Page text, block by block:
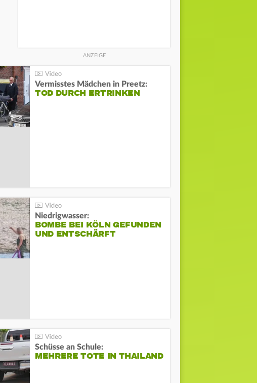
Vermisstes Mädchen in Preetz:
TOD DURCH ERTRINKEN
Niedrigwasser:
BOMBE BEI KÖLN GEFUNDEN
UND ENTSCHÄRFT
Schüsse an Schule:
MEHRERE TOTE IN THAILAND